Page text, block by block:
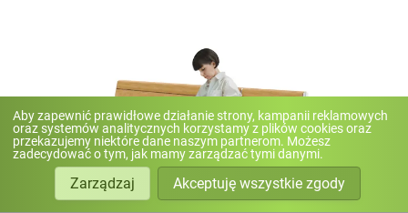
Aby zapewnić prawidłowe działanie strony, kampanii reklamowych
oraz systemów analitycznych korzystamy z plików cookies oraz
przekazujemy niektóre dane naszym partnerom. Możesz
zadecydować o tym, jak mamy zarządzać tymi danymi.
Zarządzaj Akceptuję wszystkie zgody